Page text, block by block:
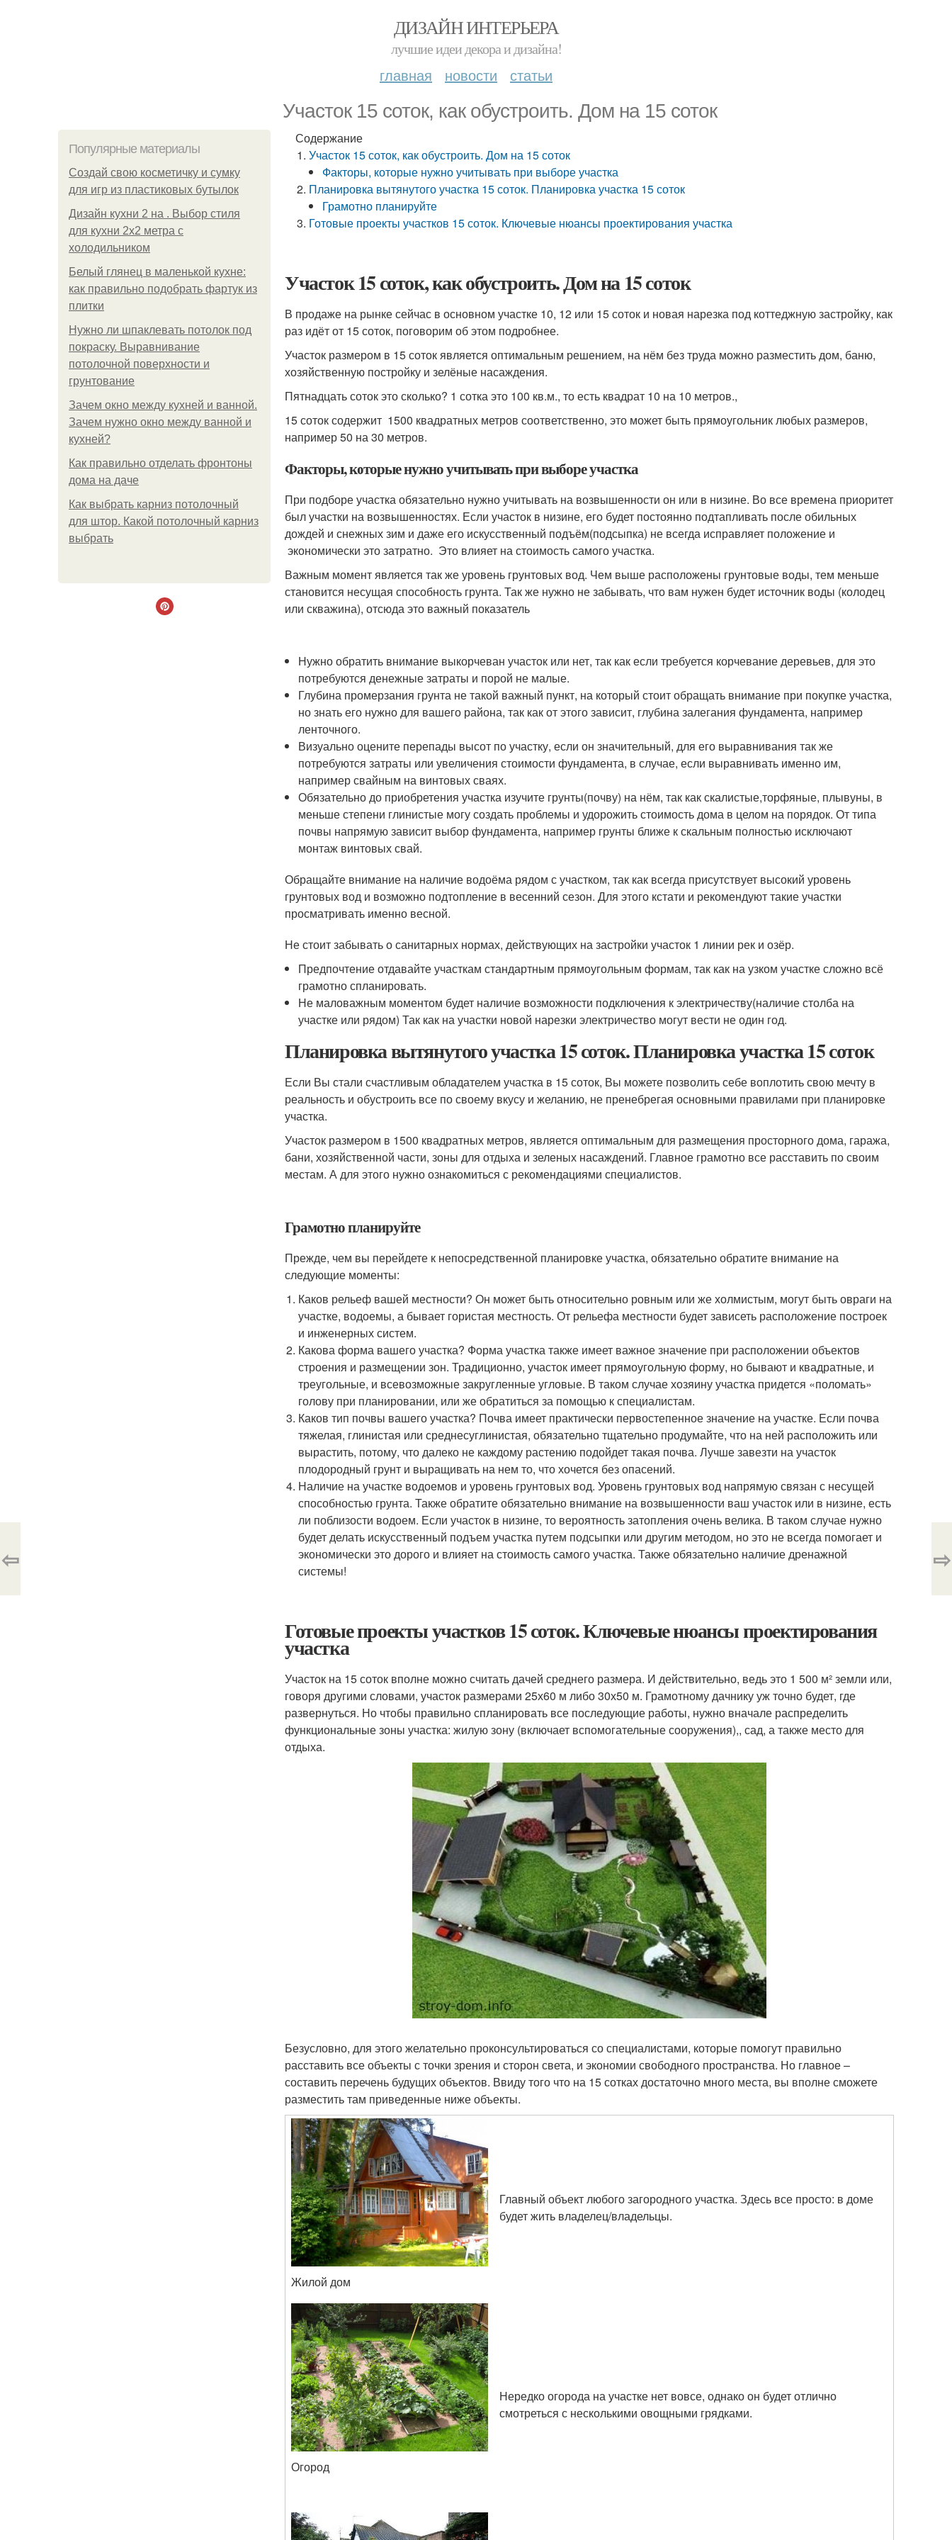
ДИЗАЙН ИНТЕРЬЕРА
лучшие идеи декора и дизайна!
главная новости статьи
Участок 15 соток, как обустроить. Дом на 15 соток
Популярные материалы
Создай свою косметичку и сумку
для игр из пластиковых бутылок
Дизайн кухни 2 на . Выбор стиля
для кухни 2х2 метра с
холодильником
Белый глянец в маленькой кухне:
как правильно подобрать фартук из
плитки
Нужно ли шпаклевать потолок под
покраску. Выравнивание
потолочной поверхности и
грунтование
Зачем окно между кухней и ванной.
Зачем нужно окно между ванной и
кухней?
Как правильно отделать фронтоны
дома на даче
Как выбрать карниз потолочный
для штор. Какой потолочный карниз
выбрать
Содержание
Участок 15 соток, как обустроить. Дом на 15 соток
Факторы, которые нужно учитывать при выборе участка
Планировка вытянутого участка 15 соток. Планировка участка 15 соток
Грамотно планируйте
Готовые проекты участков 15 соток. Ключевые нюансы проектирования участка
Участок 15 соток, как обустроить. Дом на 15 соток
В продаже на рынке сейчас в основном участке 10, 12 или 15 соток и новая нарезка под коттеджную застройку, как
раз идёт от 15 соток, поговорим об этом подробнее.
Участок размером в 15 соток является оптимальным решением, на нём без труда можно разместить дом, баню,
хозяйственную постройку и зелёные насаждения.
Пятнадцать соток это сколько? 1 сотка это 100 кв.м., то есть квадрат 10 на 10 метров.,
15 соток содержит 1500 квадратных метров соответственно, это может быть прямоугольник любых размеров,
например 50 на 30 метров.
Факторы, которые нужно учитывать при выборе участка
При подборе участка обязательно нужно учитывать на возвышенности он или в низине. Во все времена приоритет
был участки на возвышенностях. Если участок в низине, его будет постоянно подтапливать после обильных
дождей и снежных зим и даже его искусственный подъём(подсыпка) не всегда исправляет положение и
экономически это затратно. Это влияет на стоимость самого участка.
Важным момент является так же уровень грунтовых вод. Чем выше расположены грунтовые воды, тем меньше
становится несущая способность грунта. Так же нужно не забывать, что вам нужен будет источник воды (колодец
или скважина), отсюда это важный показатель
Нужно обратить внимание выкорчеван участок или нет, так как если требуется корчевание деревьев, для это
потребуются денежные затраты и порой не малые.
Глубина промерзания грунта не такой важный пункт, на который стоит обращать внимание при покупке участка,
но знать его нужно для вашего района, так как от этого зависит, глубина залегания фундамента, например
ленточного.
Визуально оцените перепады высот по участку, если он значительный, для его выравнивания так же
потребуются затраты или увеличения стоимости фундамента, в случае, если выравнивать именно им,
например свайным на винтовых сваях.
Обязательно до приобретения участка изучите грунты(почву) на нём, так как скалистые,торфяные, плывуны, в
меньше степени глинистые могу создать проблемы и удорожить стоимость дома в целом на порядок. От типа
почвы напрямую зависит выбор фундамента, например грунты ближе к скальным полностью исключают
монтаж винтовых свай.
Обращайте внимание на наличие водоёма рядом с участком, так как всегда присутствует высокий уровень
грунтовых вод и возможно подтопление в весенний сезон. Для этого кстати и рекомендуют такие участки
просматривать именно весной.
Не стоит забывать о санитарных нормах, действующих на застройки участок 1 линии рек и озёр.
Предпочтение отдавайте участкам стандартным прямоугольным формам, так как на узком участке сложно всё
грамотно спланировать.
Не маловажным моментом будет наличие возможности подключения к электричеству(наличие столба на
участке или рядом) Так как на участки новой нарезки электричество могут вести не один год.
Планировка вытянутого участка 15 соток. Планировка участка 15 соток
Если Вы стали счастливым обладателем участка в 15 соток, Вы можете позволить себе воплотить свою мечту в
реальность и обустроить все по своему вкусу и желанию, не пренебрегая основными правилами при планировке
участка.
Участок размером в 1500 квадратных метров, является оптимальным для размещения просторного дома, гаража,
бани, хозяйственной части, зоны для отдыха и зеленых насаждений. Главное грамотно все расставить по своим
местам. А для этого нужно ознакомиться с рекомендациями специалистов.
Грамотно планируйте
Прежде, чем вы перейдете к непосредственной планировке участка, обязательно обратите внимание на
следующие моменты:
Каков рельеф вашей местности? Он может быть относительно ровным или же холмистым, могут быть овраги на
участке, водоемы, а бывает гористая местность. От рельефа местности будет зависеть расположение построек
и инженерных систем.
Какова форма вашего участка? Форма участка также имеет важное значение при расположении объектов
строения и размещении зон. Традиционно, участок имеет прямоугольную форму, но бывают и квадратные, и
треугольные, и всевозможные закругленные угловые. В таком случае хозяину участка придется «поломать»
голову при планировании, или же обратиться за помощью к специалистам.
Каков тип почвы вашего участка? Почва имеет практически первостепенное значение на участке. Если почва
тяжелая, глинистая или среднесуглинистая, обязательно тщательно продумайте, что на ней расположить или
вырастить, потому, что далеко не каждому растению подойдет такая почва. Лучше завезти на участок
плодородный грунт и выращивать на нем то, что хочется без опасений.
Наличие на участке водоемов и уровень грунтовых вод. Уровень грунтовых вод напрямую связан с несущей
способностью грунта. Также обратите обязательно внимание на возвышенности ваш участок или в низине, есть
ли поблизости водоем. Если участок в низине, то вероятность затопления очень велика. В таком случае нужно
будет делать искусственный подъем участка путем подсыпки или другим методом, но это не всегда помогает и
экономически это дорого и влияет на стоимость самого участка. Также обязательно наличие дренажной
системы!
Готовые проекты участков 15 соток. Ключевые нюансы проектирования
участка
Участок на 15 соток вполне можно считать дачей среднего размера. И действительно, ведь это 1 500 м² земли или,
говоря другими словами, участок размерами 25х60 м либо 30х50 м. Грамотному дачнику уж точно будет, где
развернуться. Но чтобы правильно спланировать все последующие работы, нужно вначале распределить
функциональные зоны участка: жилую зону (включает вспомогательные сооружения),, сад, а также место для
отдыха.
Безусловно, для этого желательно проконсультироваться со специалистами, которые помогут правильно
расставить все объекты с точки зрения и сторон света, и экономии свободного пространства. Но главное –
составить перечень будущих объектов. Ввиду того что на 15 сотках достаточно много места, вы вполне сможете
разместить там приведенные ниже объекты.
Жилой дом
Главный объект любого загородного участка. Здесь все просто: в доме
будет жить владелец/владельцы.
Огород
Нередко огорода на участке нет вовсе, однако он будет отлично
смотреться с несколькими овощными грядками.
⇦ ⇨